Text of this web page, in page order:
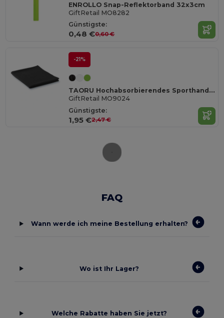
ENROLLO Snap-Reflektorband 32x3cm
GiftRetail MO8282
Günstigste:
0,48 €0,60 €
-21%
TAORU Hochabsorbierendes Sporthandtuch für Fitness
GiftRetail MO9024
Günstigste:
1,95 €2,47 €
FAQ
Wann werde ich meine Bestellung erhalten?
Wo ist Ihr Lager?
Welche Rabatte haben Sie jetzt?